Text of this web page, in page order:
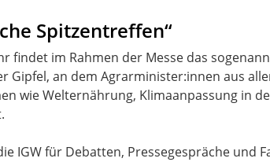
Spitzentreffen“
findet im Rahmen der Messe das
Gipfel, an dem Agrarminister:innen aus
wie Welternährung, Klimaanpassung in
IGW für Debatten, Pressegespräche und